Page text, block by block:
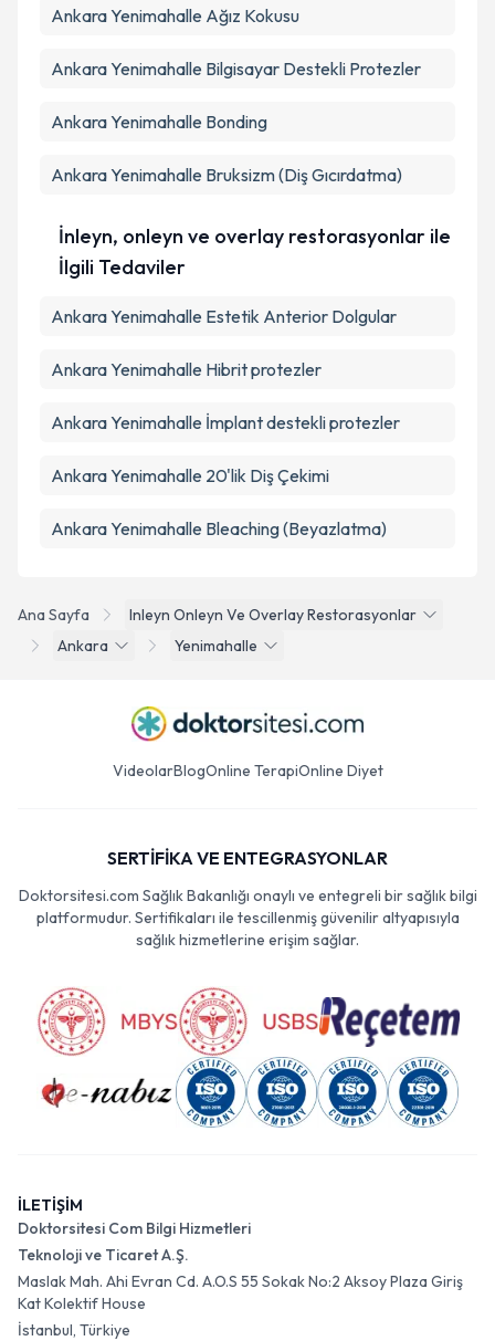
Ana Sayfa
Inleyn Onleyn Ve Overlay Restorasyonlar
Ankara
Yenimahalle
Ankara Yenimahalle Ağız Kokusu
Ankara Yenimahalle Bilgisayar Destekli Protezler
Ankara Yenimahalle Bonding
Ankara Yenimahalle Bruksizm (Diş Gıcırdatma)
İnleyn, onleyn ve overlay restorasyonlar ile
İlgili Tedaviler
Ankara Yenimahalle Estetik Anterior Dolgular
Ankara Yenimahalle Hibrit protezler
Ankara Yenimahalle İmplant destekli protezler
Ankara Yenimahalle 20'lik Diş Çekimi
Ankara Yenimahalle Bleaching (Beyazlatma)
VideolarBlogOnline TerapiOnline Diyet
SERTİFİKA VE ENTEGRASYONLAR
Doktorsitesi.com Sağlık Bakanlığı onaylı ve entegreli bir sağlık bilgi
platformudur. Sertifikaları ile tescillenmiş güvenilir altyapısıyla
sağlık hizmetlerine erişim sağlar.
İLETİŞİM
Doktorsitesi Com Bilgi Hizmetleri
Teknoloji ve Ticaret A.Ş.
Maslak Mah. Ahi Evran Cd. A.O.S 55 Sokak No:2 Aksoy Plaza Giriş
Kat Kolektif House
İstanbul, Türkiye